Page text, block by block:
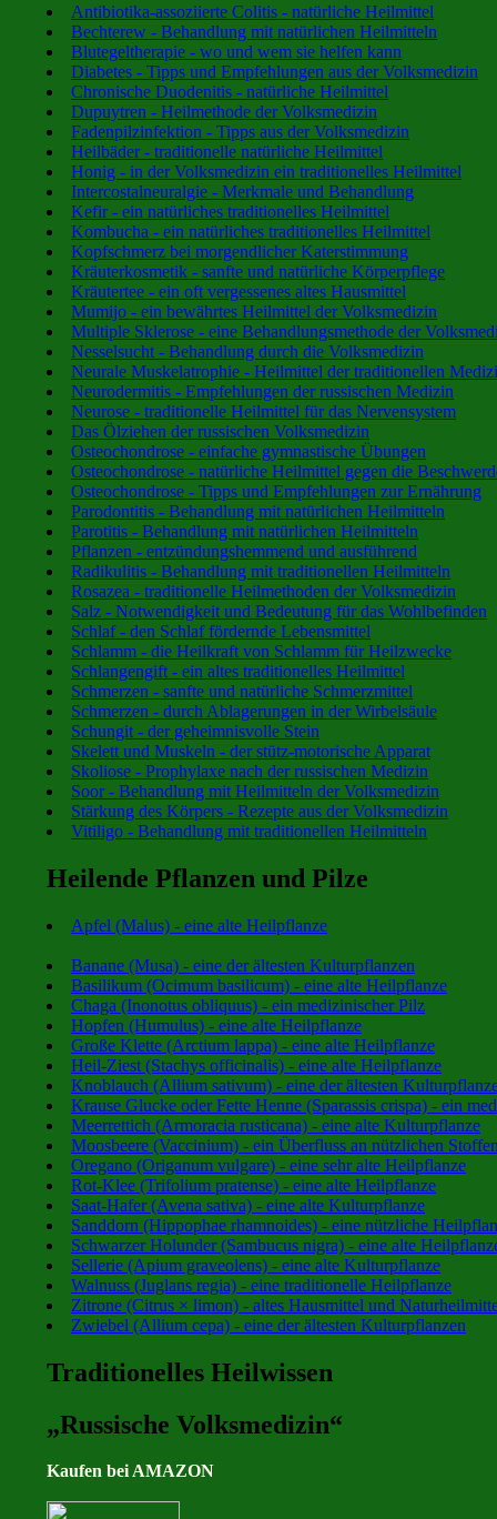
Antibiotika-assoziierte Colitis - natürliche Heilmittel
Bechterew - Behandlung mit natürlichen Heilmitteln
Blutegeltherapie - wo und wem sie helfen kann
Diabetes - Tipps und Empfehlungen aus der Volksmedizin
Chronische Duodenitis - natürliche Heilmittel
Dupuytren - Heilmethode der Volksmedizin
Fadenpilzinfektion - Tipps aus der Volksmedizin
Heilbäder - traditionelle natürliche Heilmittel
Honig - in der Volksmedizin ein traditionelles Heilmittel
Intercostalneuralgie - Merkmale und Behandlung
Kefir - ein natürliches traditionelles Heilmittel
Kombucha - ein natürliches traditionelles Heilmittel
Kopfschmerz bei morgendlicher Katerstimmung
Kräuterkosmetik - sanfte und natürliche Körperpflege
Kräutertee - ein oft vergessenes altes Hausmittel
Mumijo - ein bewährtes Heilmittel der Volksmedizin
Multiple Sklerose - eine Behandlungsmethode der
Nesselsucht - Behandlung durch die Volksmedizin
Neurale Muskelatrophie - Heilmittel der traditionellen
Neurodermitis - Empfehlungen der russischen Medizin
Neurose - traditionelle Heilmittel für das Nervensystem
Das Ölziehen der russischen Volksmedizin
Osteochondrose - einfache gymnastische Übungen
Osteochondrose - natürliche Heilmittel gegen die
Osteochondrose - Tipps und Empfehlungen zur Ernährung
Parodontitis - Behandlung mit natürlichen Heilmitteln
Parotitis - Behandlung mit natürlichen Heilmitteln
Pflanzen - entzündungshemmend und ausführend
Radikulitis - Behandlung mit traditionellen Heilmitteln
Rosazea - traditionelle Heilmethoden der Volksmedizin
Salz - Notwendigkeit und Bedeutung für das Wohlbefinden
Schlaf - den Schlaf fördernde Lebensmittel
Schlamm - die Heilkraft von Schlamm für Heilzwecke
Schlangengift - ein altes traditionelles Heilmittel
Schmerzen - sanfte und natürliche Schmerzmittel
Schmerzen - durch Ablagerungen in der Wirbelsäule
Schungit - der geheimnisvolle Stein
Skelett und Muskeln - der stütz-motorische Apparat
Skoliose - Prophylaxe nach der russischen Medizin
Soor - Behandlung mit Heilmitteln der Volksmedizin
Stärkung des Körpers - Rezepte aus der Volksmedizin
Vitiligo - Behandlung mit traditionellen Heilmitteln
Heilende Pflanzen und Pilze
Apfel (Malus) - eine alte Heilpflanze
Banane (Musa) - eine der ältesten Kulturpflanzen
Basilikum (Ocimum basilicum) - eine alte Heilpflanze
Chaga (Inonotus obliquus) - ein medizinischer Pilz
Hopfen (Humulus) - eine alte Heilpflanze
Große Klette (Arctium lappa) - eine alte Heilpflanze
Heil-Ziest (Stachys officinalis) - eine alte Heilpflanze
Knoblauch (Allium sativum) - eine der ältesten
Krause Glucke oder Fette Henne (Sparassis crispa) - ein
Meerrettich (Armoracia rusticana) - eine alte Kulturpflanze
Moosbeere (Vaccinium) - ein Überfluss an nützlichen Stoffen
Oregano (Origanum vulgare) - eine sehr alte Heilpflanze
Rot-Klee (Trifolium pratense) - eine alte Heilpflanze
Saat-Hafer (Avena sativa) - eine alte Kulturpflanze
Sanddorn (Hippophae rhamnoides) - eine nützliche
Schwarzer Holunder (Sambucus nigra) - eine alte
Sellerie (Apium graveolens) - eine alte Kulturpflanze
Walnuss (Juglans regia) - eine traditionelle Heilpflanze
Zitrone (Citrus × limon) - altes Hausmittel und
Zwiebel (Allium cepa) - eine der ältesten Kulturpflanzen
Traditionelles Heilwissen
„Russische Volksmedizin“
Kaufen bei AMAZON